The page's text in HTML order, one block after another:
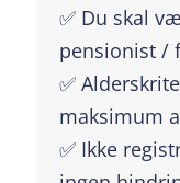
✅ Du skal
pensionist /
✅
maksimum
✅ Ikke